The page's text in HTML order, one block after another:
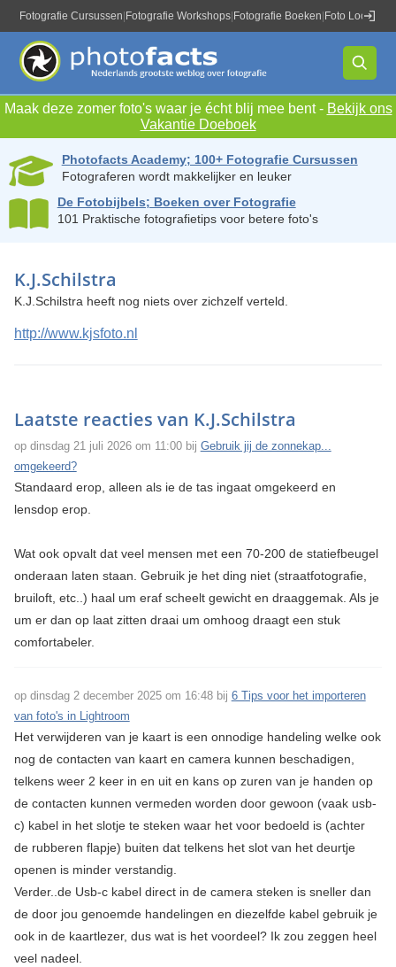
Fotografie Cursussen Fotografie Workshops Fotografie Boeken Foto Locaties
Maak deze zomer foto's waar je écht blij mee bent - Bekijk ons
Vakantie Doeboek
Photofacts Academy; 100+ Fotografie Cursussen
Fotograferen wordt makkelijker en leuker
De Fotobijbels; Boeken over Fotografie
101 Praktische fotografietips voor betere foto's
K.J.Schilstra
K.J.Schilstra heeft nog niets over zichzelf verteld.
http://www.kjsfoto.nl
Laatste reacties van K.J.Schilstra
op dinsdag 21 juli 2026 om 11:00 bij Gebruik jij de zonnekap...
omgekeerd?
Standaard erop, alleen als ie de tas ingaat omgekeerd en
lensdop erop.
Wat ook opvalt dat veel mensen met een 70-200 de statiefbeugel
onderaan laten staan. Gebruik je het ding niet (straatfotografie,
bruiloft, etc..) haal um eraf scheelt gewicht en draaggemak. Als je
um er dan op laat zitten draai um omhoog draagt een stuk
comfortabeler.
op dinsdag 2 december 2025 om 16:48 bij 6 Tips voor het importeren
van foto's in Lightroom
Het verwijderen van je kaart is een onnodige handeling welke ook
nog de contacten van kaart en camera kunnen beschadigen,
telkens weer 2 keer in en uit en kans op zuren van je handen op
de contacten kunnen vermeden worden door gewoon (vaak usb-
c) kabel in het slotje te steken waar het voor bedoeld is (achter
de rubberen flapje) buiten dat telkens het slot van het deurtje
openen is minder verstandig.
Verder..de Usb-c kabel direct in de camera steken is sneller dan
de door jou genoemde handelingen en diezelfde kabel gebruik je
ook in de kaartlezer, dus wat is het voordeel? Ik zou zeggen heel
veel nadeel.